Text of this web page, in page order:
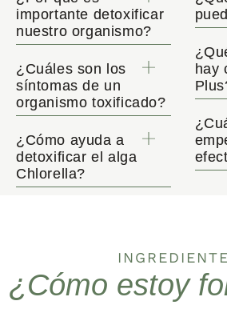
importante detoxificar
nuestro organismo?
¿Cuáles son los
síntomas de un
organismo toxificado?
¿Cómo ayuda a
detoxificar el alga
Chlorella?
hay
¿Cómo estoy